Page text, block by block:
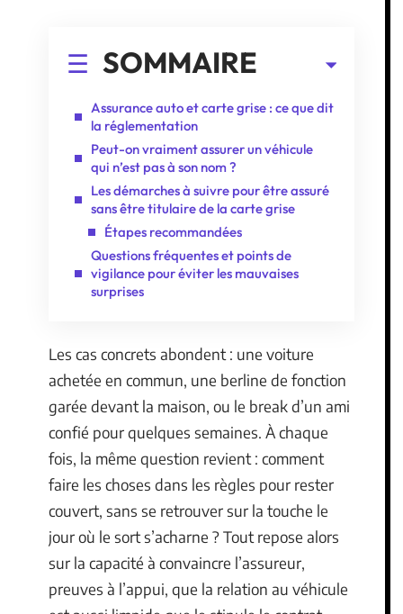
SOMMAIRE
Assurance auto et carte grise : ce que dit
la réglementation
Peut-on vraiment assurer un véhicule
qui n’est pas à son nom ?
Les démarches à suivre pour être assuré
sans être titulaire de la carte grise
Étapes recommandées
Questions fréquentes et points de
vigilance pour éviter les mauvaises
surprises
Les cas concrets abondent : une voiture
achetée en commun, une berline de fonction
garée devant la maison, ou le break d’un ami
confié pour quelques semaines. À chaque
fois, la même question revient : comment
faire les choses dans les règles pour rester
couvert, sans se retrouver sur la touche le
jour où le sort s’acharne ? Tout repose alors
sur la capacité à convaincre l’assureur,
preuves à l’appui, que la relation au véhicule